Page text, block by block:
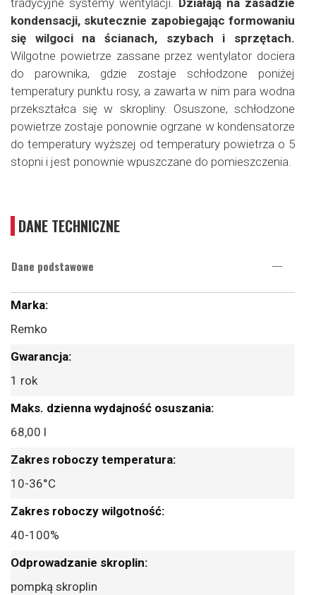
tradycyjne systemy wentylacji. Działają na zasadzie
kondensacji, skutecznie zapobiegając formowaniu
się wilgoci na ścianach, szybach i sprzętach.
Wilgotne powietrze zassane przez wentylator dociera
do parownika, gdzie zostaje schłodzone poniżej
temperatury punktu rosy, a zawarta w nim para wodna
przekształca się w skropliny. Osuszone, schłodzone
powietrze zostaje ponownie ogrzane w kondensatorze
do temperatury wyższej od temperatury powietrza o 5
stopni i jest ponownie wpuszczane do pomieszczenia.
DANE TECHNICZNE
Dane podstawowe
Więcej
Remko
1 rok
68,00 l
10-36°C
40-100%
pompką skroplin